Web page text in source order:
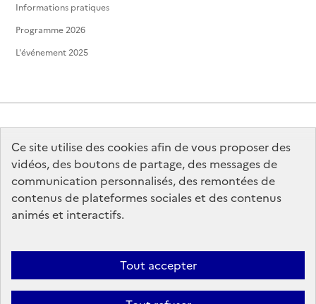
Ce site utilise des cookies afin de vous proposer des
vidéos, des boutons de partage, des messages de
communication personnalisés, des remontées de
contenus de plateformes sociales et des contenus
animés et interactifs.
Tout accepter
Informations pratiques
Programme 2026
L'événement 2025
MINISTÈRE
DE LA CULTURE
data.gouv.fr